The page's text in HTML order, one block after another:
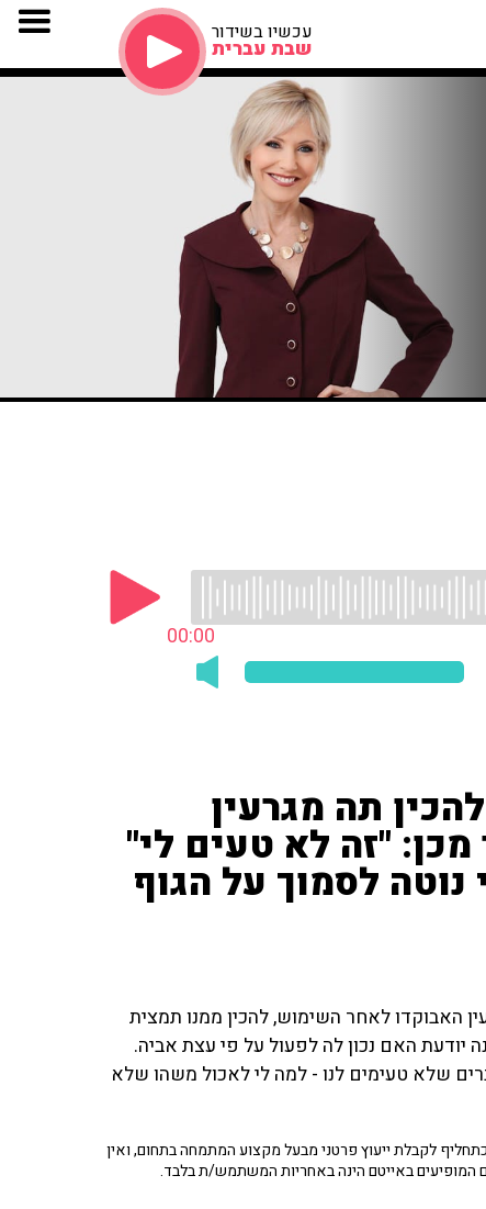
עכשיו בשידור
שבת עברית
00:00
תה מגרעין
מכן: "זה לא טעים לי"
נוטה לסמוך על הגוף
האבוקדו לאחר השימוש, להכין ממנו תמצית
יודעת האם נכון לה לפעול על פי עצת אביה.
שלא טעימים לנו - למה לי לאכול משהו שלא
לקבלת ייעוץ פרטני מבעל מקצוע המתמחה בתחום, ואין
המופיעים באייטם הינה באחריות המשתמש/ת בלבד.